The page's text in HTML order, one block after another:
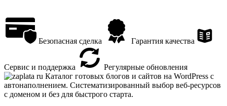
Безопасная сделка Гарантия качества
Сервис и поддержка
Регулярные обновления
Каталог готовых блогов и сайтов на WordPress с
автонаполнением. Систематизированный выбор веб-ресурсов
с доменом и без для быстрого старта.